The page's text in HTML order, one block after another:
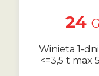
24
Winieta 1-
<=3,5 t max